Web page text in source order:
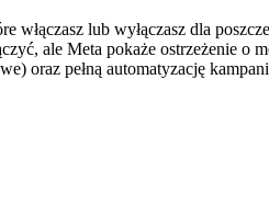
lub wyłączasz dla
ale Meta pokaże ostrzeżenie o
oraz pełną automatyzację